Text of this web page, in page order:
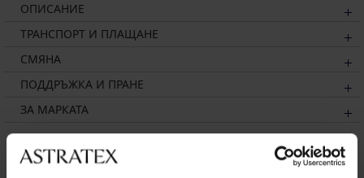
ОПИСАНИЕ
ТРАНСПОРТ И ПЛАЩАНЕ
СМЯНА
ПОДДРЪЖКА И ПРАНЕ
ЗА МАРКАТА
Може да ви хареса